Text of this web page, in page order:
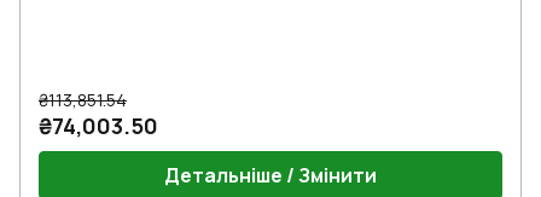
₴113,851.54
₴74,003.50
Детальніше / Змінити